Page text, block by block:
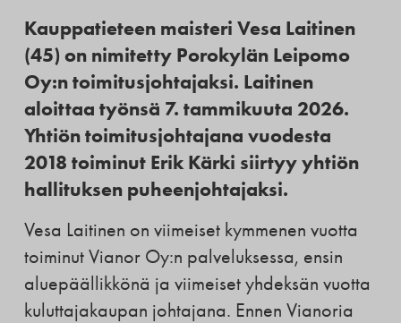
Kauppatieteen maisteri Vesa Laitinen
(45) on nimitetty Porokylän Leipomo
Oy:n toimitusjohtajaksi. Laitinen
aloittaa työnsä 7. tammikuuta 2026.
Yhtiön toimitusjohtajana vuodesta
2018 toiminut Erik Kärki siirtyy yhtiön
hallituksen puheenjohtajaksi.
Vesa Laitinen on viimeiset kymmenen vuotta
toiminut Vianor Oy:n palveluksessa, ensin
aluepäällikkönä ja viimeiset yhdeksän vuotta
kuluttajakaupan johtajana. Ennen Vianoria